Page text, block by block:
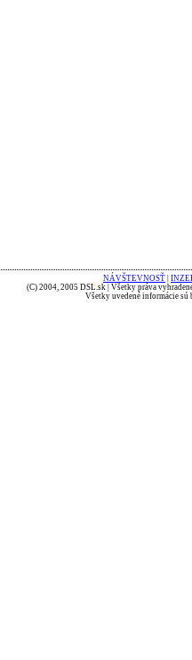
NÁVŠTEVNOSŤ
(C) 2004, 2005 DSL.sk | Všetky práva
Všetky uvedené informácie sú